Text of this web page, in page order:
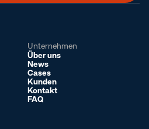
Unternehmen
Über uns
News
Cases
Kunden
Kontakt
FAQ